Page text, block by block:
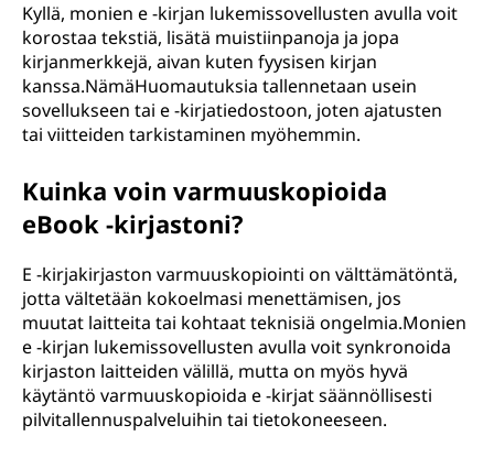
Kyllä, monien e -kirjan lukemissovellusten avulla voit
korostaa tekstiä, lisätä muistiinpanoja ja jopa
kirjanmerkkejä, aivan kuten fyysisen kirjan
kanssa.NämäHuomautuksia tallennetaan usein
sovellukseen tai e -kirjatiedostoon, joten ajatusten
tai viitteiden tarkistaminen myöhemmin.
Kuinka voin varmuuskopioida
eBook -kirjastoni?
E -kirjakirjaston varmuuskopiointi on välttämätöntä,
jotta vältetään kokoelmasi menettämisen, jos
muutat laitteita tai kohtaat teknisiä ongelmia.Monien
e -kirjan lukemissovellusten avulla voit synkronoida
kirjaston laitteiden välillä, mutta on myös hyvä
käytäntö varmuuskopioida e -kirjat säännöllisesti
pilvitallennuspalveluihin tai tietokoneeseen.